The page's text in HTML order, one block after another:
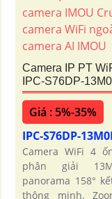
'
Camera IP PT
IPC-S76DP-
Giá : 5%-35%
IPC-S76DP-
Camera WiFi 4
phân giải
panorama 158°
thông minh.